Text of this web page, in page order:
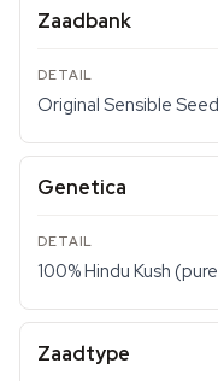
Zaadbank
Original Sensible
Genetica
100% Hindu Kush
Zaadtype